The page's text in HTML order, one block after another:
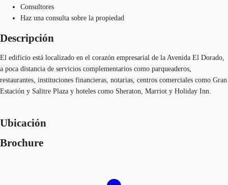
Consultores
Haz una consulta sobre la propiedad
Descripción
El edificio está localizado en el corazón empresarial de la Avenida El Dorado,
a poca distancia de servicios complementarios como parqueaderos,
restaurantes, instituciones financieras, notarias, centros comerciales como Gran
Estación y Salitre Plaza y hoteles como Sheraton, Marriot y Holiday Inn.
Ubicación
Brochure